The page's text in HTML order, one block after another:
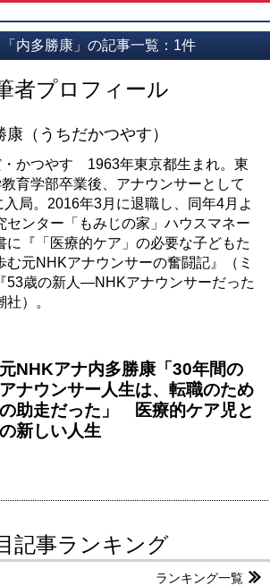
内多勝康」の記事一覧：1件
者プロフィール
康（うちだかつやす）
・かつやす 1963年東京都生まれ。東
育学部卒業後、アナウンサーとして
入局。2016年3月に退職し、同年4月よ
センター「もみじの家」ハウスマネー
に『 「医療的ケア」の必要な子どもた
元NHKアナウンサーの奮闘記 』（ミ
53歳の新人―NHKアナウンサーだった
社）。
元NHKアナ内多勝康「30年間の
アナウンサー人生は、転職のため
の助走だった」 医療的ケア児と
の新しい人生
記事ランキング
ランキング一覧